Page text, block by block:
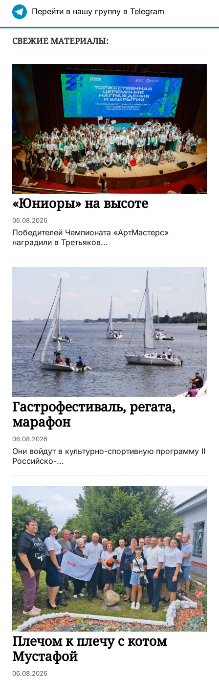
Перейти в нашу группу в Telegram
СВЕЖИЕ МАТЕРИАЛЫ:
«Юниоры» на высоте
06.08.2026
Победителей Чемпионата «АртМастерс»
наградили в Третьяков...
Гастрофестиваль, регата,
марафон
06.08.2026
Они войдут в культурно-спортивную программу II
Российско-...
Плечом к плечу с котом
Мустафой
06.08.2026